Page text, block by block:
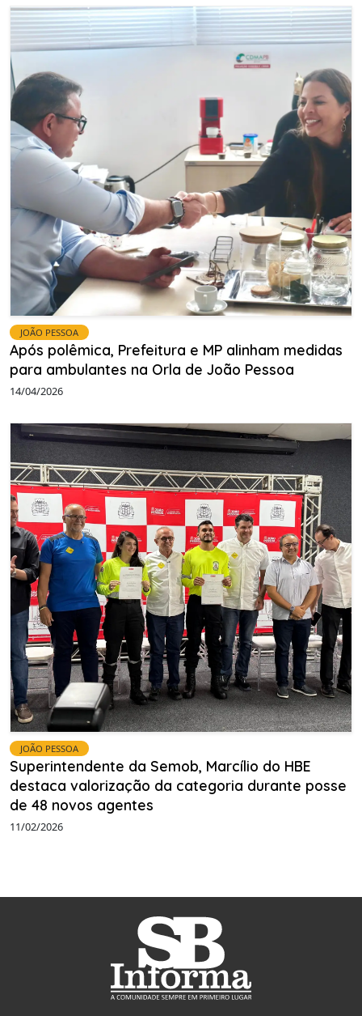
JOÃO PESSOA
Após polêmica, Prefeitura e MP alinham medidas
para ambulantes na Orla de João Pessoa
14/04/2026
JOÃO PESSOA
Superintendente da Semob, Marcílio do HBE
destaca valorização da categoria durante posse
de 48 novos agentes
11/02/2026